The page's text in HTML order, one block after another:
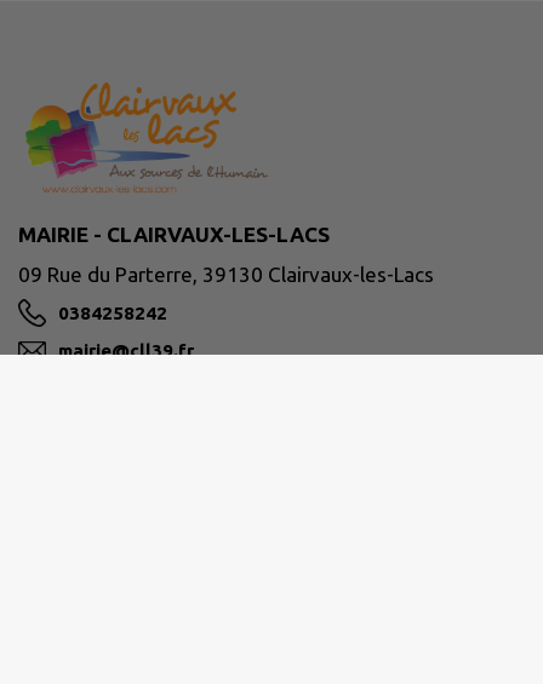
MAIRIE - CLAIRVAUX-LES-LACS
09 Rue du Parterre, 39130 Clairvaux-les-Lacs
0384258242
mairie@cll39.fr